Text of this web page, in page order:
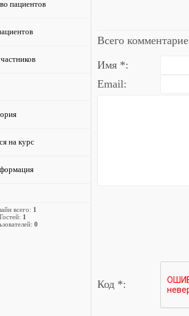
пациентов
на курс
всего: 1
Гостей: 1
0
Всего
Имя *:
Email:
Код *: